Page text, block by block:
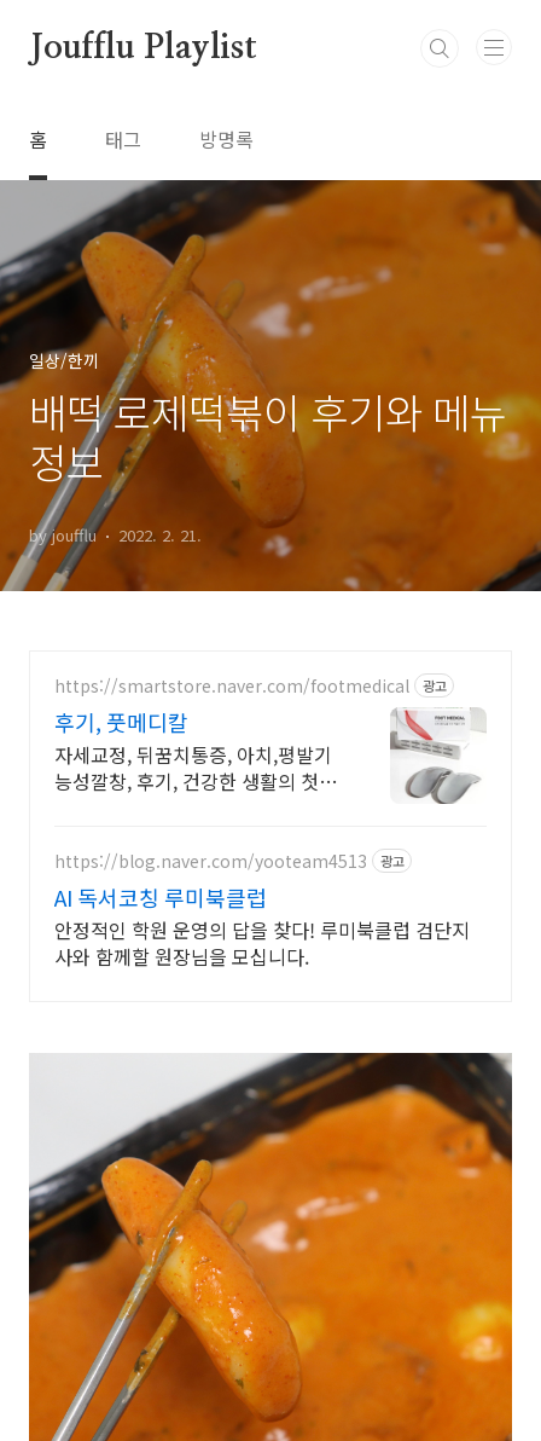
Joufflu Playlist
홈 태그 방명록
일상/한끼
배떡 로제떡볶이 후기와 메뉴
정보
by joufflu 2022. 2. 21.
https://smartstore.naver.com/footmedical 광고
후기, 풋메디칼
자세교정, 뒤꿈치통증, 아치,평발기
능성깔창, 후기, 건강한 생활의 첫걸
https://blog.naver.com/yooteam4513 광고
AI 독서코칭 루미북클럽
안정적인 학원 운영의 답을 찾다! 루미북클럽 검단지
사와 함께할 원장님을 모십니다.